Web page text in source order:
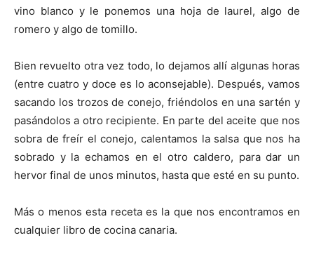
vino blanco y le ponemos una hoja de laurel, algo de
romero y algo de tomillo.
Bien revuelto otra vez todo, lo dejamos allí algunas horas
(entre cuatro y doce es lo aconsejable). Después, vamos
sacando los trozos de conejo, friéndolos en una sartén y
pasándolos a otro recipiente. En parte del aceite que nos
sobra de freír el conejo, calentamos la salsa que nos ha
sobrado y la echamos en el otro caldero, para dar un
hervor final de unos minutos, hasta que esté en su punto.
Más o menos esta receta es la que nos encontramos en
cualquier libro de cocina canaria.